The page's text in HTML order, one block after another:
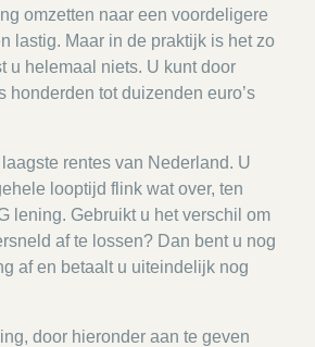
omzetten naar een voordeligere
lastig. Maar in de praktijk is het zo
u helemaal niets. U kunt door
honderden tot duizenden euro’s
rentes van Nederland. U
looptijd flink wat over, ten
lening. Gebruikt u het verschil om
af te lossen? Dan bent u nog
af en betaalt u uiteindelijk nog
door hieronder aan te geven